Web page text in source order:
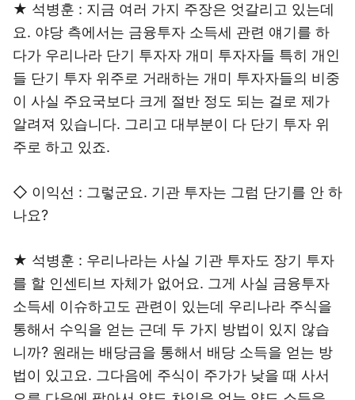
★ 석병훈 : 지금 여러 가지 주장은 엇갈리고 있는데
요. 야당 측에서는 금융투자 소득세 관련 얘기를 하
다가 우리나라 단기 투자자 개미 투자자들 특히 개인
들 단기 투자 위주로 거래하는 개미 투자자들의 비중
이 사실 주요국보다 크게 절반 정도 되는 걸로 제가
알려져 있습니다. 그리고 대부분이 다 단기 투자 위
주로 하고 있죠.
◇ 이익선 : 그렇군요. 기관 투자는 그럼 단기를 안 하
나요?
★ 석병훈 : 우리나라는 사실 기관 투자도 장기 투자
를 할 인센티브 자체가 없어요. 그게 사실 금융투자
소득세 이슈하고도 관련이 있는데 우리나라 주식을
통해서 수익을 얻는 근데 두 가지 방법이 있지 않습
니까? 원래는 배당금을 통해서 배당 소득을 얻는 방
법이 있고요. 그다음에 주식이 주가가 낮을 때 사서